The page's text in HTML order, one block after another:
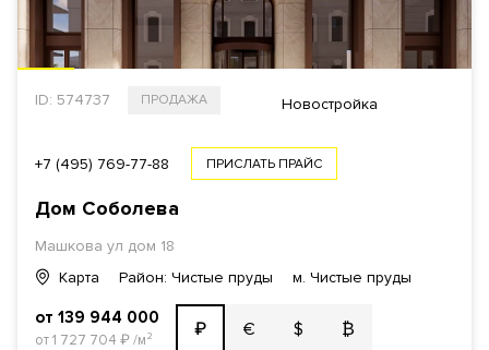
ID: 574737 ПРОДАЖА Новостройка
+7 (495) 769-77-88 ПРИСЛАТЬ ПРАЙС
Дом Соболева
Машкова ул дом 18
Карта
Район: Чистые пруды м. Чистые пруды
от 139 944 000
от 1 727 704 ₽/м² ₽ € $ ₿